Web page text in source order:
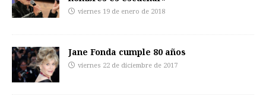
viernes 19 de enero de 2018
Jane Fonda cumple 80 años
viernes 22 de diciembre de 2017